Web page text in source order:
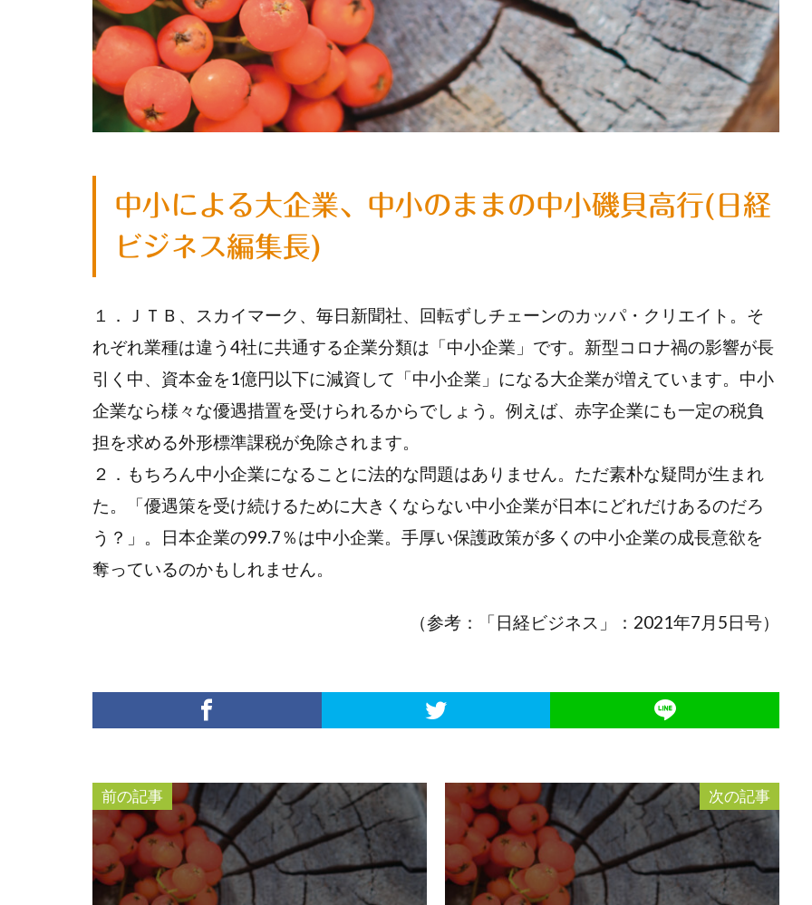
中小による大企業、中小のままの中小磯貝高行(日経
ビジネス編集長)
１．ＪＴＢ、スカイマーク、毎日新聞社、回転ずしチェーンのカッパ・クリエイト。そ
れぞれ業種は違う4社に共通する企業分類は「中小企業」です。新型コロナ禍の影響が長
引く中、資本金を1億円以下に減資して「中小企業」になる大企業が増えています。中小
企業なら様々な優遇措置を受けられるからでしょう。例えば、赤字企業にも一定の税負
担を求める外形標準課税が免除されます。
２．もちろん中小企業になることに法的な問題はありません。ただ素朴な疑問が生まれ
た。「優遇策を受け続けるために大きくならない中小企業が日本にどれだけあるのだろ
う？」。日本企業の99.7％は中小企業。手厚い保護政策が多くの中小企業の成長意欲を
奪っているのかもしれません。
（参考：「日経ビジネス」：2021年7月5日号）
前の記事 次の記事